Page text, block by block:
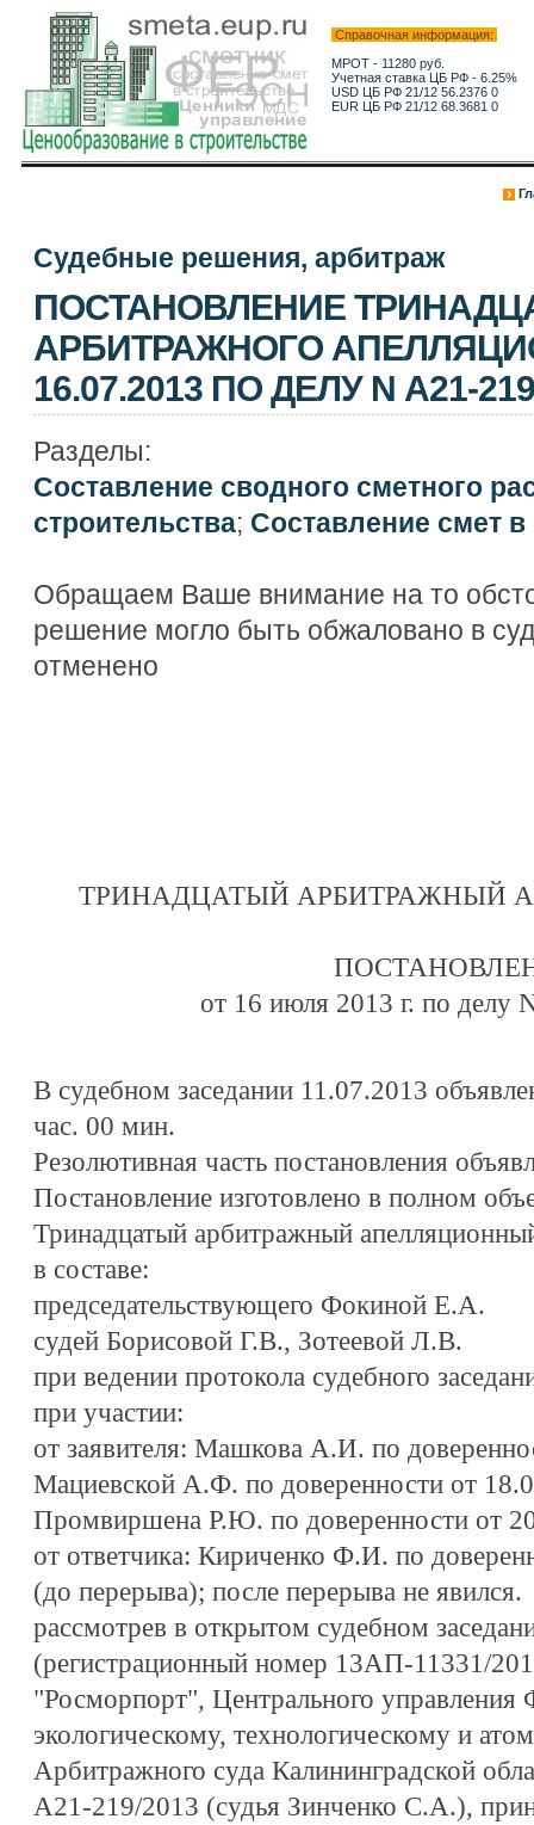
Справочная информация:
МРОТ - 11280 руб.
Учетная ставка ЦБ РФ - 6.25%
USD ЦБ РФ 21/12 56.2376 0
EUR ЦБ РФ 21/12 68.3681 0
Судебные решения, арбитраж
ПОСТАНОВЛЕНИЕ
АРБИТРАЖНОГО
16.07.2013 ПО ДЕЛУ N А21-
Разделы:
Составление сводного сметного
строительства; Составление смет в
Обращаем Ваше внимание на то
решение могло быть обжаловано в
отменено
ТРИНАДЦАТЫЙ АРБИТРАЖНЫЙ
от 16 июля 2013 г. по делу
В судебном заседании 11.07.2013
час. 00 мин.
Резолютивная часть постановления
Постановление изготовлено в полном
Тринадцатый арбитражный
в составе:
председательствующего Фокиной Е.А.
судей Борисовой Г.В., Зотеевой Л.В.
при ведении протокола судебного
при участии:
от заявителя: Машкова А.И. по
Мациевской А.Ф. по доверенности от
Промвиршена Р.Ю. по доверенности от
от ответчика: Кириченко Ф.И. по
(до перерыва); после перерыва не явился.
рассмотрев в открытом судебном
(регистрационный номер 13АП-11331/
"Росморпорт", Центрального
экологическому, технологическому и
Арбитражного суда Калининградской
А21-219/2013 (судья Зинченко С.А.),